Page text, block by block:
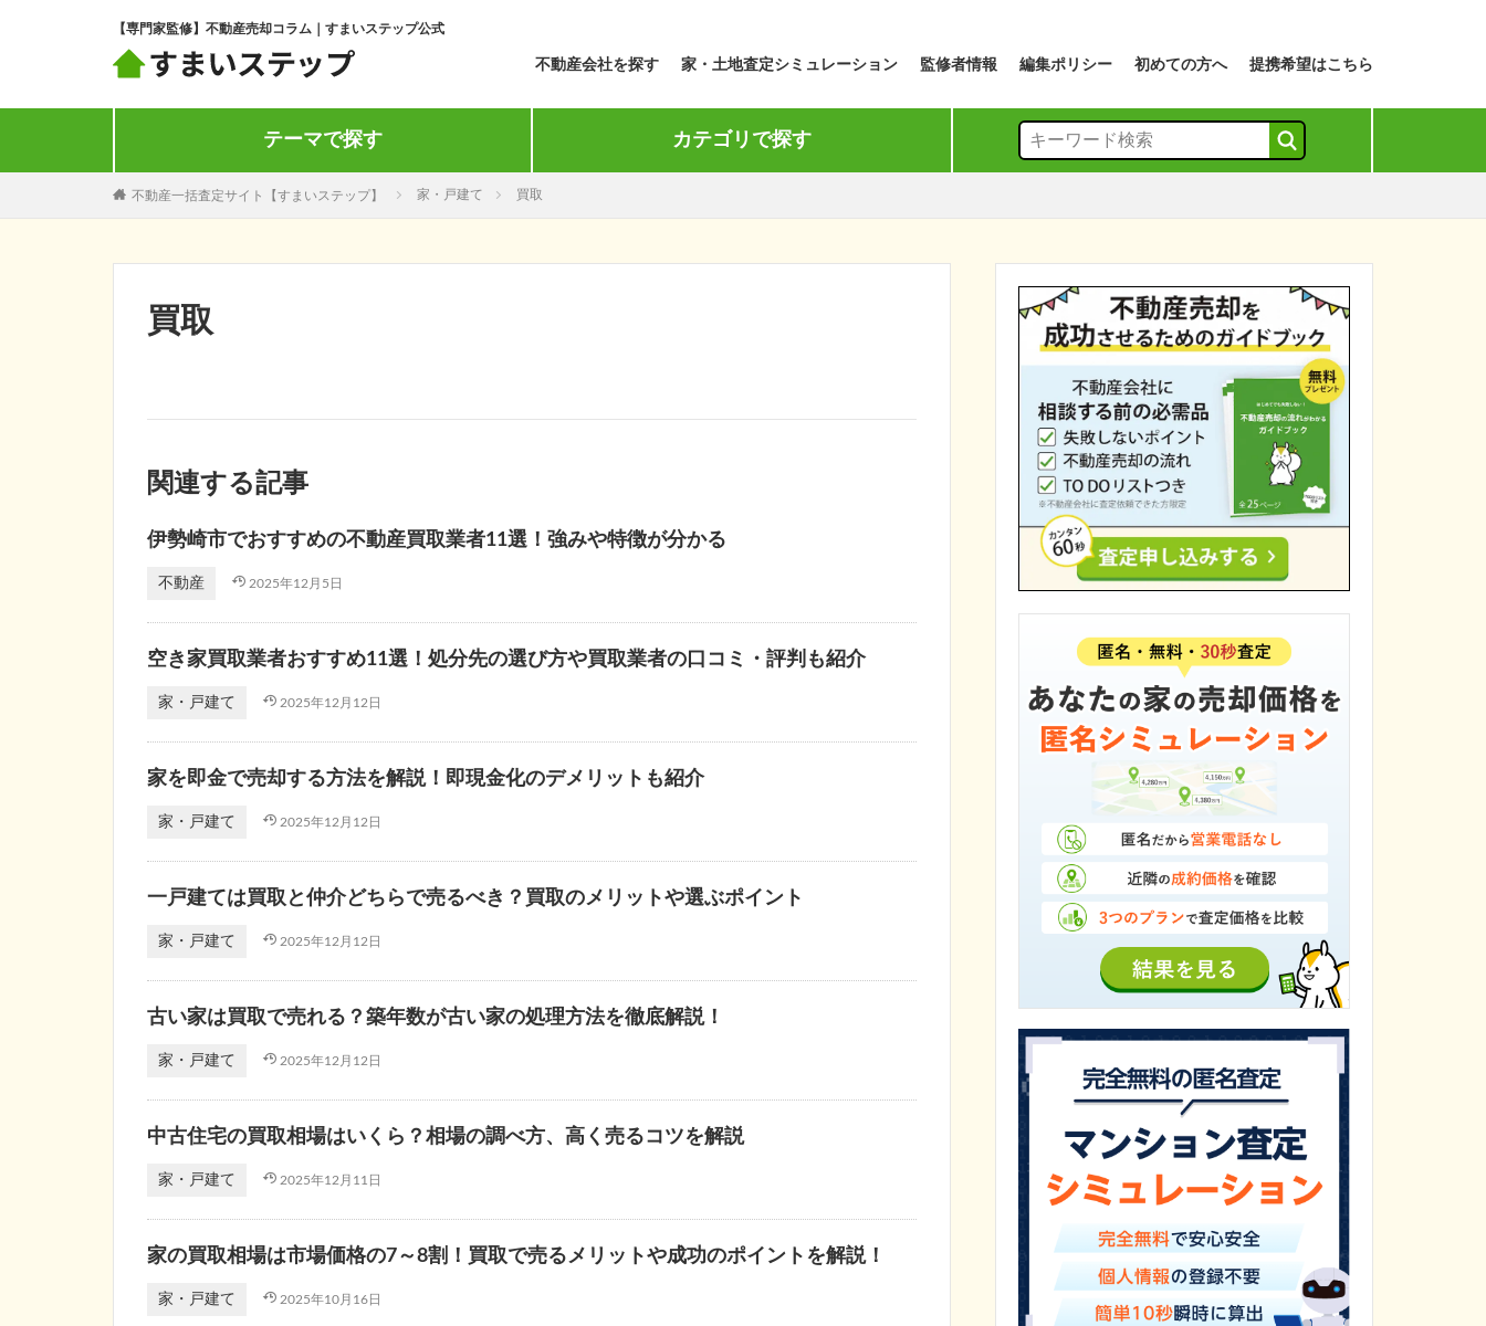
【専門家監修】不動産売却コラム｜すまいステップ公式
不動産会社を探す 家・土地査定シミュレーション 監修者情報 編集ポリシー 初めての方へ 提携希望はこちら
テーマで探す カテゴリで探す
不動産一括査定サイト【すまいステップ】 家・戸建て 買取
買取
関連する記事
伊勢崎市でおすすめの不動産買取業者11選！強みや特徴が分かる
不動産 2025年12月5日
空き家買取業者おすすめ11選！処分先の選び方や買取業者の口コミ・評判も紹介
家・戸建て 2025年12月12日
家を即金で売却する方法を解説！即現金化のデメリットも紹介
家・戸建て 2025年12月12日
一戸建ては買取と仲介どちらで売るべき？買取のメリットや選ぶポイント
家・戸建て 2025年12月12日
古い家は買取で売れる？築年数が古い家の処理方法を徹底解説！
家・戸建て 2025年12月12日
中古住宅の買取相場はいくら？相場の調べ方、高く売るコツを解説
家・戸建て 2025年12月11日
家の買取相場は市場価格の7～8割！買取で売るメリットや成功のポイントを解説！
家・戸建て 2025年10月16日